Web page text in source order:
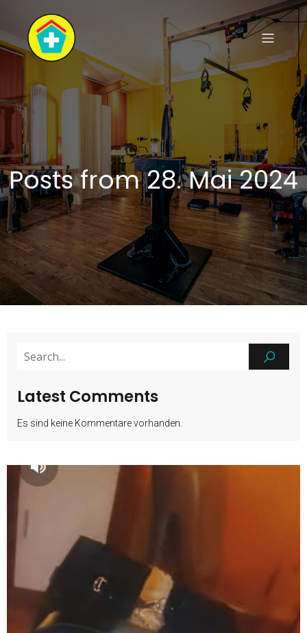
Posts from 28. Mai 2024
Latest Comments
Es sind keine Kommentare vorhanden.